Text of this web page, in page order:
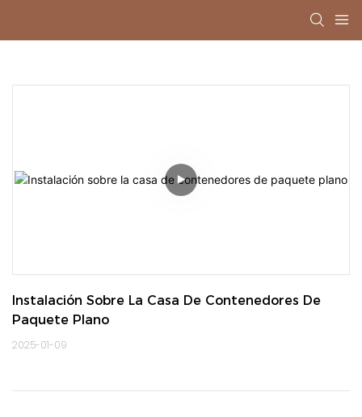
Instalación Sobre La Casa De Contenedores De
Paquete Plano
2025-01-09